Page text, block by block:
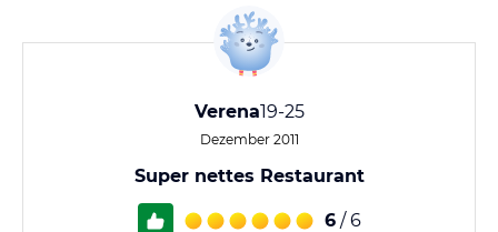
Verena19-25
Dezember 2011
Super nettes Restaurant
6 / 6